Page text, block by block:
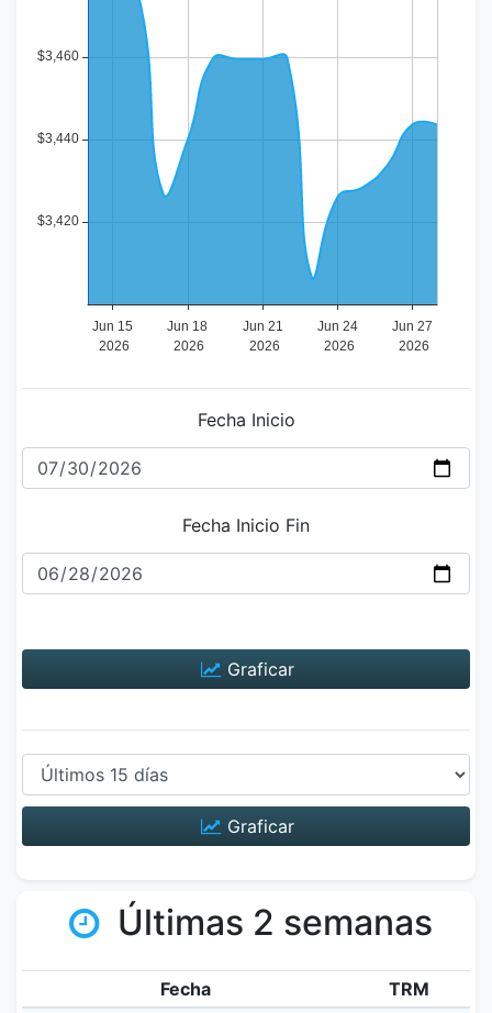
Fecha Inicio
Fecha Inicio Fin
Graficar
Graficar
Últimas 2 semanas
Fecha
TRM